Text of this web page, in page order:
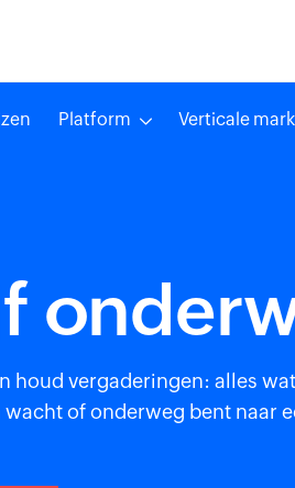
Platform Verticale
houd vergaderingen: alles
of onderweg bent naar